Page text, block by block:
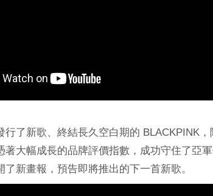
行了新歌、終結長久空白期的 BLACKPINK
著大幅成長的品牌評價指數，成功守住了亞軍
了新畫報，預告即將推出的下一首新歌。